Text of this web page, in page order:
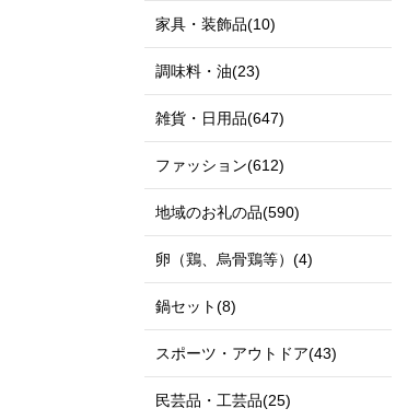
私たちのまち北栄町は、鳥
口約14,000人の町です。
松の景色が美しい北条砂丘
を望む黒ぼく地帯の丘陵地
この豊かな自然環境を生か
きょう、長芋などさまざま
宮城県 仙台市
伊達政宗公の城下町として
な都市空間が共存する杜の
発展にご支援とご協力をお
家具・装飾品(10)
調味料・油(23)
雑貨・日用品(647)
ファッション(612)
地域のお礼の品(590)
卵（鶏、烏骨鶏等）(4)
鍋セット(8)
スポーツ・アウトドア(43)
民芸品・工芸品(25)